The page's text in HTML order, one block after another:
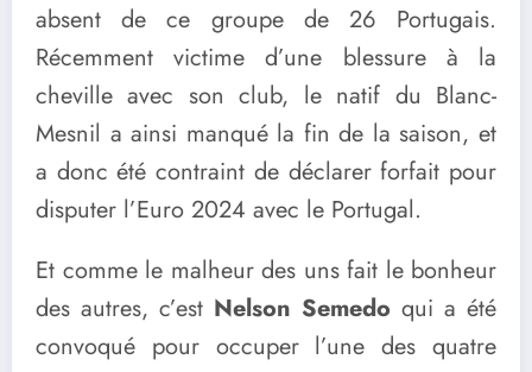
absent de ce groupe de 26 Portugais.
Récemment victime d’une blessure à la
cheville avec son club, le natif du Blanc-
Mesnil a ainsi manqué la fin de la saison, et
a donc été contraint de déclarer forfait pour
disputer l’Euro 2024 avec le Portugal.
Et comme le malheur des uns fait le bonheur
des autres, c’est Nelson Semedo qui a été
convoqué pour occuper l’une des quatre